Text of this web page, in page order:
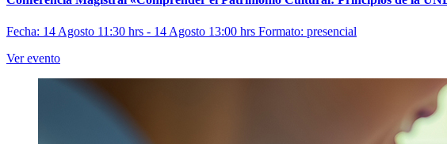
Fecha: 14 Agosto 11:30 hrs - 14 Agosto 13:00 hrs Formato: presencial
Ver evento